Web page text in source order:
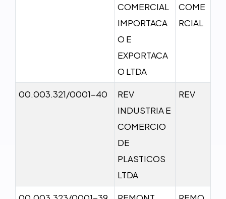
COMERCIAL
IMPORTACA
O E
EXPORTACA
O LTDA
COME
RCIAL
00.003.321/0001-40
REV
INDUSTRIA E
COMERCIO
DE
PLASTICOS
LTDA
REV